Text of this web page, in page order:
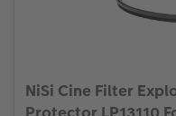
NiSi Cine Filter